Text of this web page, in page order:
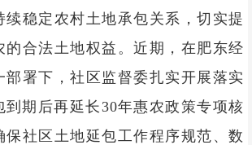
续稳定农村土地承包关系，切实提
的合法土地权益。近期，在肥东经
部署下，社区监督委扎实开展落实
到期后再延长30年惠农政策专项核
保社区土地延包工作程序规范、数